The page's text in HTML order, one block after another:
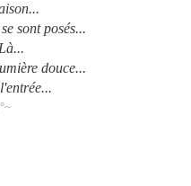
sont posés...
douce...